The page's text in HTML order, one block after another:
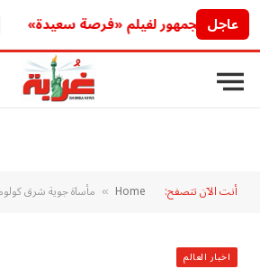
عاجل لفيلم «فرصة سعيدة»
أنت الآن تتصفح: Home
» مأساة جوية شرق كولومبيا: مقتل 15 شخصا بسقوط
اخبار العالم